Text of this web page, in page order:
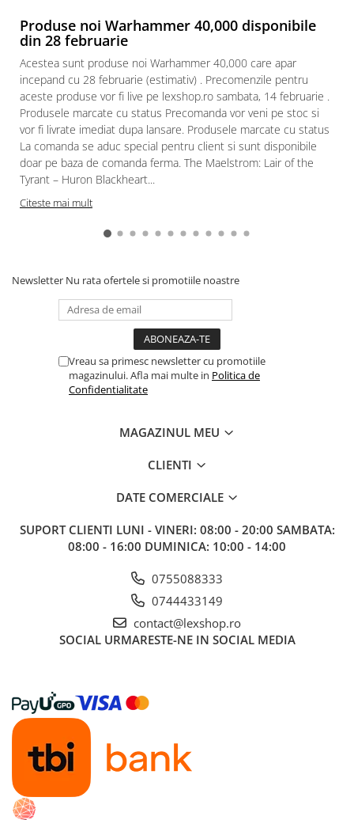
Puzzle 550 piese
Warhammer
Warhammer 40K
Age of Sigmar
Paints & Tools
Starter Sets
Books and Codex
Accesorii
Friday The 13th
Marvel Univers
Figurine diverse
FUNKO POP!
D&D si Alte RPG
Premium
Board games
Harti
Teren
Alte RPG
LEGO
Produse noi Warhammer 40,000 disponibile
din 28 februarie
Acestea sunt produse noi Warhammer 40,000 care apar
incepand cu 28 februarie (estimativ) . Precomenzile pentru
aceste produse vor fi live pe lexshop.ro sambata, 14 februarie .
Produsele marcate cu status Precomanda vor veni pe stoc si
vor fi livrate imediat dupa lansare. Produsele marcate cu status
La comanda se aduc special pentru client si sunt disponibile
doar pe baza de comanda ferma. The Maelstrom: Lair of the
Tyrant – Huron Blackheart...
Citeste mai mult
Newsletter Nu rata ofertele si promotiile noastre
Vreau sa primesc newsletter cu promotiile
magazinului. Afla mai multe in Politica de
Confidentialitate
MAGAZINUL MEU
CLIENTI
DATE COMERCIALE
SUPORT CLIENTI LUNI - VINERI: 08:00 - 20:00 SAMBATA:
08:00 - 16:00 DUMINICA: 10:00 - 14:00
0755088333
0744433149
contact@lexshop.ro
SOCIAL URMARESTE-NE IN SOCIAL MEDIA